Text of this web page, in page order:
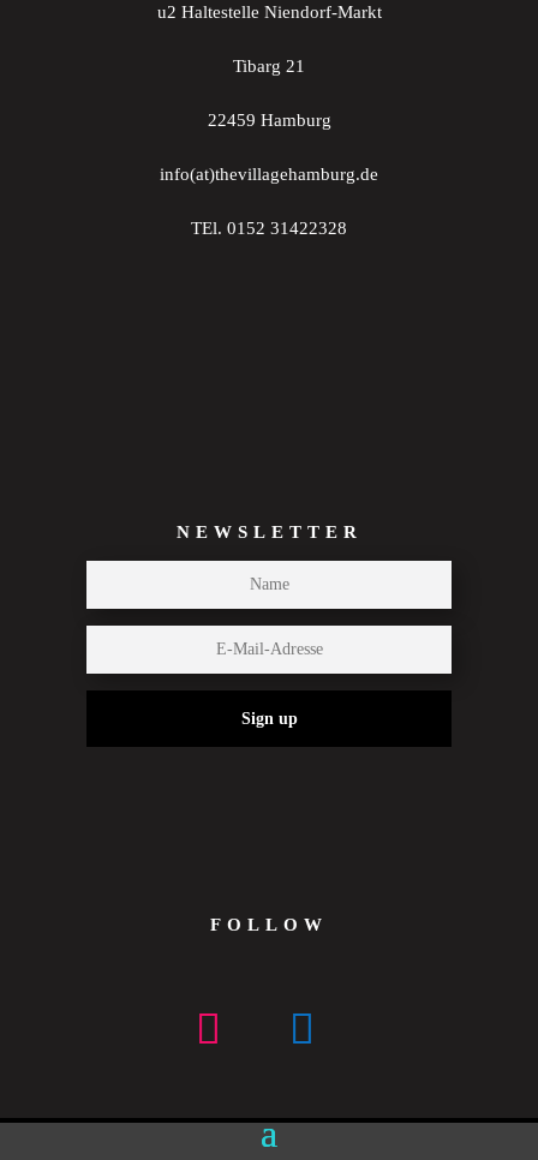
u2 Haltestelle Niendorf-Markt
Tibarg 21
22459 Hamburg
info(at)thevillagehamburg.de
TEl. 0152 31422328
NEWSLETTER
Sign up
FOLLOW